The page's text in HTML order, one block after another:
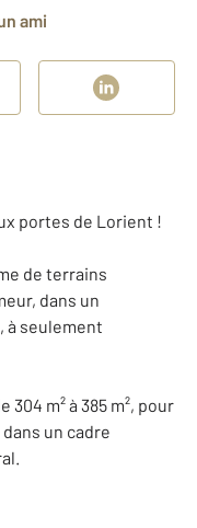
ami
portes de Lorient !
de terrains
dans un
à seulement
m² à 385 m², pour
un cadre